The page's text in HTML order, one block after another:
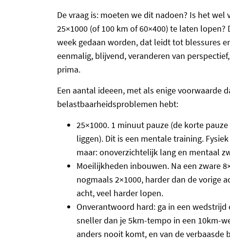
De vraag is: moeten we dit nadoen? Is het
25×1000 (of 100 km of 60×400) te laten
week gedaan worden, dat leidt tot blessures
eenmalig, blijvend, veranderen van
prima.
Een aantal ideeen, met als enige voorwaarde
belastbaarheidsproblemen hebt:
25×1000. 1 minuut pauze (de korte
liggen). Dit is een mentale training.
maar: onoverzichtelijk lang en mentaal
Moeilijkheden inbouwen. Na een zware
nogmaals 2×1000, harder dan de vorige
acht, veel harder lopen.
Onverantwoord hard: ga in een wedstrijd
sneller dan je 5km-tempo in een 10km-
anders nooit komt, en van de verbaasde